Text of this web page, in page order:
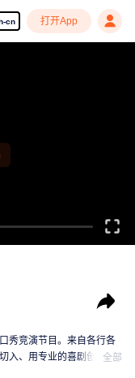
cn 打开App
秀竞演节目。来自各行各
入、用专业的喜剧创作能
全部